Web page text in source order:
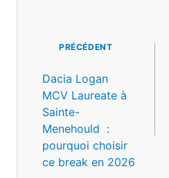
Peugeot Rifter
L’article
PRÉCÉDENT
Dacia Logan
MCV Laureate à
Sainte-
Menehould :
pourquoi choisir
ce break en 2026